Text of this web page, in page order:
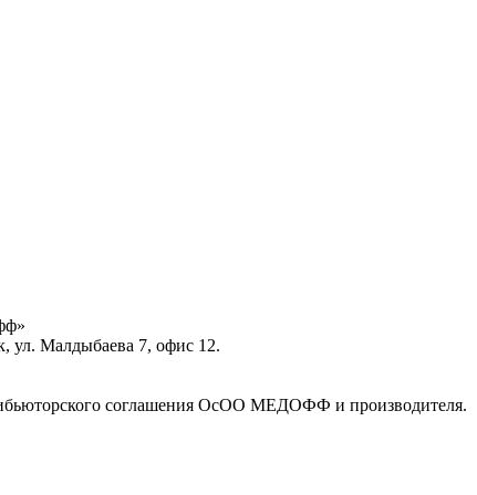
ул. Малдыбаева 7, офис 12.
соглашения ОсОО МЕДОФФ и производителя.